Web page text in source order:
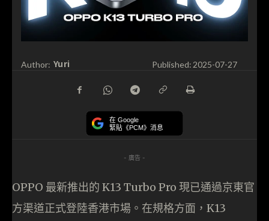
Author: Yuri Published: 2025-07-27
在 Google
緊貼《PCM》消息
- 廣告 -
OPPO 最新推出的 K13 Turbo Pro 現已通過京東官
方渠道正式登陸香港市場。在規格方面，K13